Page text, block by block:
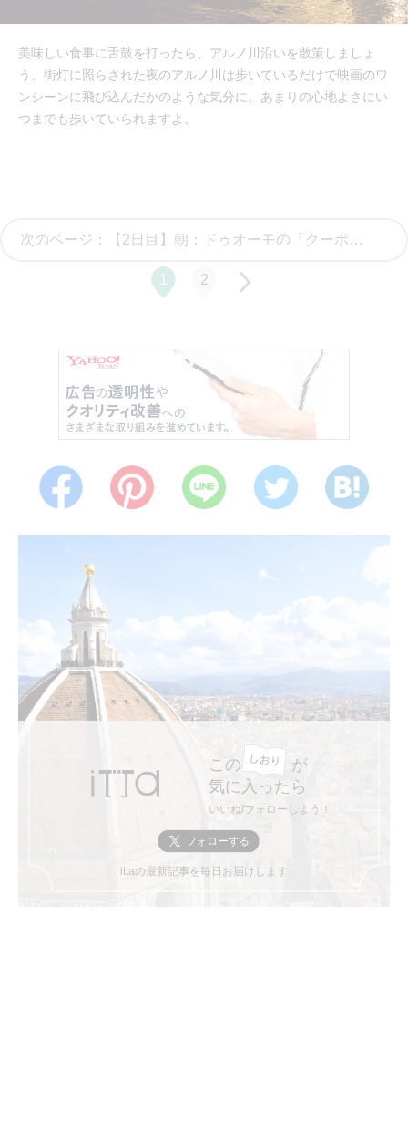
美味しい食事に舌鼓を打ったら、アルノ川沿いを散策しましょ
う。街灯に照らされた夜のアルノ川は歩いているだけで映画のワ
ンシーンに飛び込んだかのような気分に。あまりの心地よさにい
つまでも歩いていられますよ。
次のページ：【2日目】朝：ドゥオーモの「クーポラ」から景観を満喫
1 2
この
が
気に入ったら
いいね/フォローしよう！
ittaの最新記事を毎日お届けします